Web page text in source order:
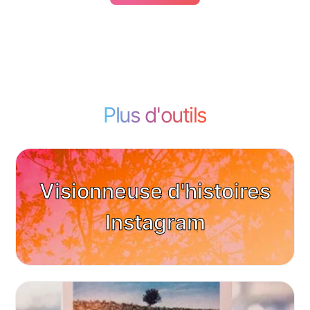
Plus d'outils
Visionneuse d'histoires
Instagram